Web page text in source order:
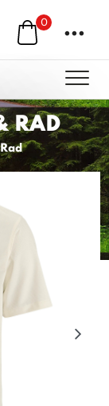
0 ...
RAD